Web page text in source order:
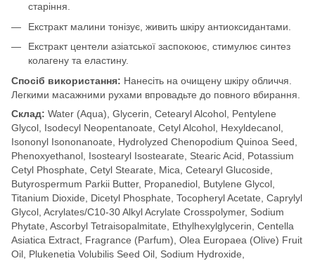
старіння.
Екстракт малини тонізує, живить шкіру антиоксидантами.
Екстракт центели азіатської заспокоює, стимулює синтез
колагену та еластину.
Спосіб використання: Нанесіть на очищену шкіру обличчя.
Легкими масажними рухами впровадьте до повного вбирання.
Склад: Water (Aqua), Glycerin, Cetearyl Alcohol, Pentylene
Glycol, Isodecyl Neopentanoate, Cetyl Alcohol, Hexyldecanol,
Isononyl Isononanoate, Hydrolyzed Chenopodium Quinoa Seed,
Phenoxyethanol, Isostearyl Isostearate, Stearic Acid, Potassium
Cetyl Phosphate, Cetyl Stearate, Mica, Cetearyl Glucoside,
Butyrospermum Parkii Butter, Propanediol, Butylene Glycol,
Titanium Dioxide, Dicetyl Phosphate, Tocopheryl Acetate, Caprylyl
Glycol, Acrylates/C10-30 Alkyl Acrylate Crosspolymer, Sodium
Phytate, Ascorbyl Tetraisopalmitate, Ethylhexylglycerin, Centella
Asiatica Extract, Fragrance (Parfum), Olea Europaea (Olive) Fruit
Oil, Plukenetia Volubilis Seed Oil, Sodium Hydroxide,